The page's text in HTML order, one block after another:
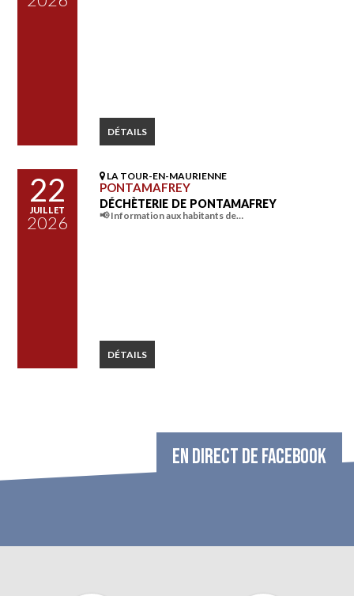
DÉTAILS
22
JUILLET
2026
LA TOUR-EN-MAURIENNE
PONTAMAFREY
DÉCHÈTERIE DE PONTAMAFREY
📢 Information aux habitants de…
DÉTAILS
EN DIRECT DE FACEBOOK